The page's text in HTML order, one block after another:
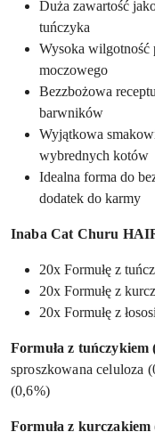
Duża zawartość
tuńczyka
Wysoka wilgotność
moczowego
Bezzbożowa
barwników
Wyjątkowa
wybrednych kotów
Idealna forma do
dodatek do karmy
Inaba Cat Churu
20x Formułę z
20x Formułę z
20x Formułę z
Formuła z tuńczykiem
sproszkowana celuloza
(0,6%)
Formuła z kurczakiem